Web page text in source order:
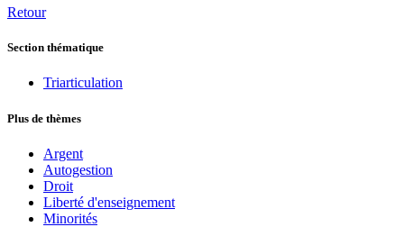
Retour
Section thématique
Triarticulation
Plus de thèmes
Argent
Autogestion
Droit
Liberté d'enseignement
Minorités